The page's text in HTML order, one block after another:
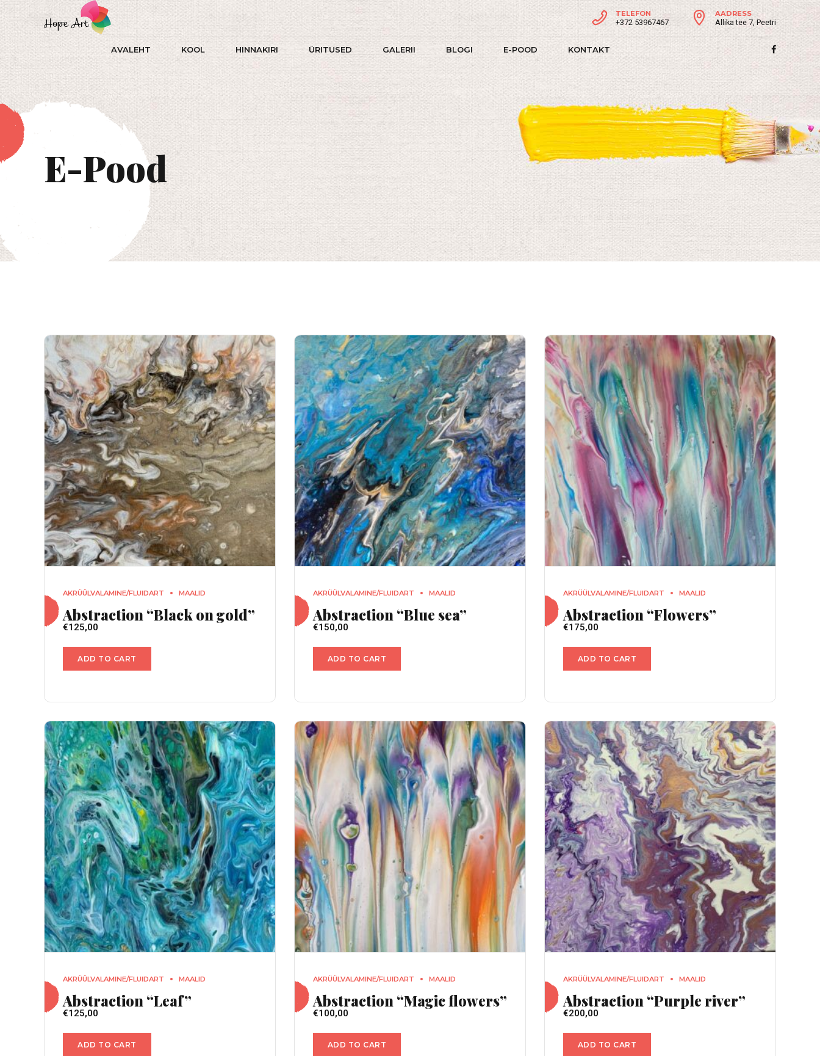
TELEFON
+372 53967467
AADRESS
Allika tee 7, Peetri
AVALEHT KOOL HINNAKIRI ÜRITUSED GALERII BLOGI E-POOD KONTAKT
E-Pood
AKRÜÜLVALAMINE/FLUIDART MAALID
Abstraction “Black on gold”
€125,00
ADD TO CART
AKRÜÜLVALAMINE/FLUIDART MAALID
Abstraction “Blue sea”
€150,00
ADD TO CART
AKRÜÜLVALAMINE/FLUIDART MAALID
Abstraction “Flowers”
€175,00
ADD TO CART
AKRÜÜLVALAMINE/FLUIDART MAALID
Abstraction “Leaf”
€125,00
ADD TO CART
AKRÜÜLVALAMINE/FLUIDART MAALID
Abstraction “Magic flowers”
€100,00
ADD TO CART
AKRÜÜLVALAMINE/FLUIDART MAALID
Abstraction “Purple river”
€200,00
ADD TO CART